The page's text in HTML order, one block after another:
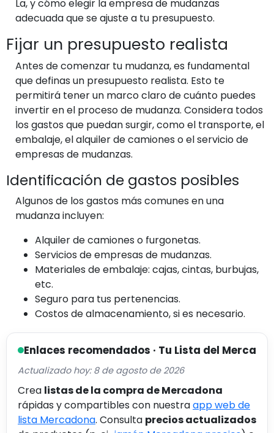
La, y cómo elegir la empresa de mudanzas
adecuada que se ajuste a tu presupuesto.
Fijar un presupuesto realista
Antes de comenzar tu mudanza, es fundamental
que definas un presupuesto realista. Esto te
permitirá tener un marco claro de cuánto puedes
invertir en el proceso de mudanza. Considera todos
los gastos que puedan surgir, como el transporte, el
embalaje, el alquiler de camiones o el servicio de
empresas de mudanzas.
Identificación de gastos posibles
Algunos de los gastos más comunes en una
mudanza incluyen:
Alquiler de camiones o furgonetas.
Servicios de empresas de mudanzas.
Materiales de embalaje: cajas, cintas, burbujas,
etc.
Seguro para tus pertenencias.
Costos de almacenamiento, si es necesario.
Enlaces recomendados · Tu Lista del Merca
Actualizado hoy: 8 de agosto de 2026
Crea listas de la compra de Mercadona
rápidas y compartibles con nuestraapp web de
lista Mercadona. Consulta precios actualizados